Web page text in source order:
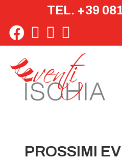
TEL. +39
PROSSIMI